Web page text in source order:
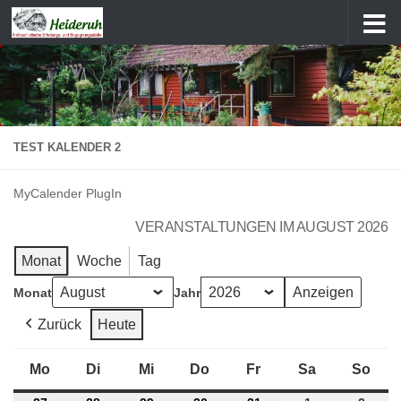
Zum Inhalt springen
TEST KALENDER 2
MyCalender PlugIn
VERANSTALTUNGEN IM AUGUST 2026
Monat Woche Tag
Monat Jahr
Zurück Heute
Mo Montag
DiDienstag
MiMittwoch
Do Donnerstag
Fr FreitagSa Samstag
So